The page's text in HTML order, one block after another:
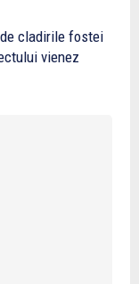
cladirile fostei
vienez